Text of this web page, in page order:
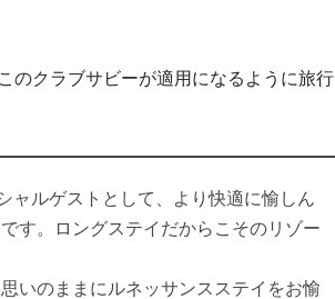
のクラブサビーが適用になるように旅行
ャルゲストとして、より快適に愉しん
す。ロングステイだからこそのリゾー
いのままにルネッサンスステイをお愉